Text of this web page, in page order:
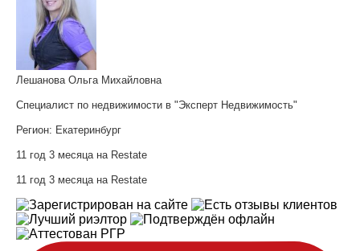
Лешанова Ольга Михайловна
Специалист по недвижимости в "Эксперт Недвижимость"
Регион: Екатеринбург
11 год 3 месяца на Restate
11 год 3 месяца на Restate